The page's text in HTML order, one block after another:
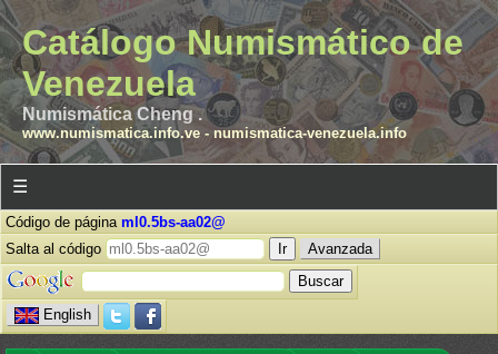
Catálogo Numismático de
Venezuela
Numismática Cheng .
www.numismatica.info.ve- numismatica-venezuela.info
☰
Código de página ml0.5bs-aa02@
Salta al código
Avanzada
English